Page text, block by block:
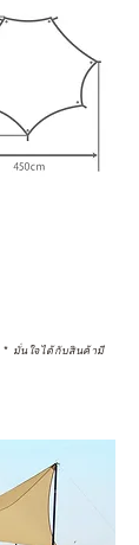
* มั่นใจได้กับสินค้ามี